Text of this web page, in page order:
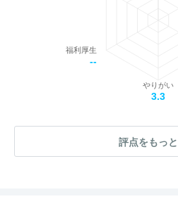
やりがい
3.3
福利厚生
--
評点をもっ